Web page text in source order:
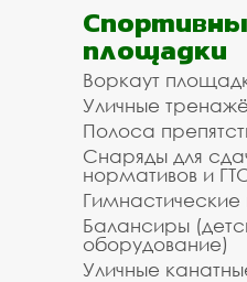
площадки
Воркаут
Уличные
Полоса
Снаряды для
нормативов и
Балансиры
оборудование)
Уличные